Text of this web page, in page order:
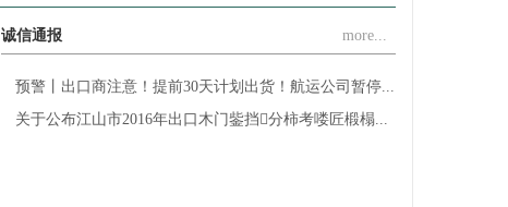
浙江金家安家居有限公司
浙江江山欧泰装饰材料厂
江山铭望世家门业有限公司
诚信通报 more...
预警丨出口商注意！提前30天计划出货！航运公司暂停...
关于公布江山市2016年出口木门鈭挡分柿考喽匠椴榻...